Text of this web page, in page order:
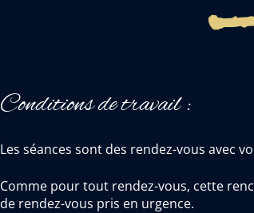
Conditions de travail :
Les séances sont des rendez-vous avec
Comme pour tout rendez-vous, cette
de rendez-vous pris en urgence.